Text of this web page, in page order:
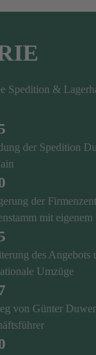
der Spedition
der
mit
des Angebots
Umzüge
von Günter